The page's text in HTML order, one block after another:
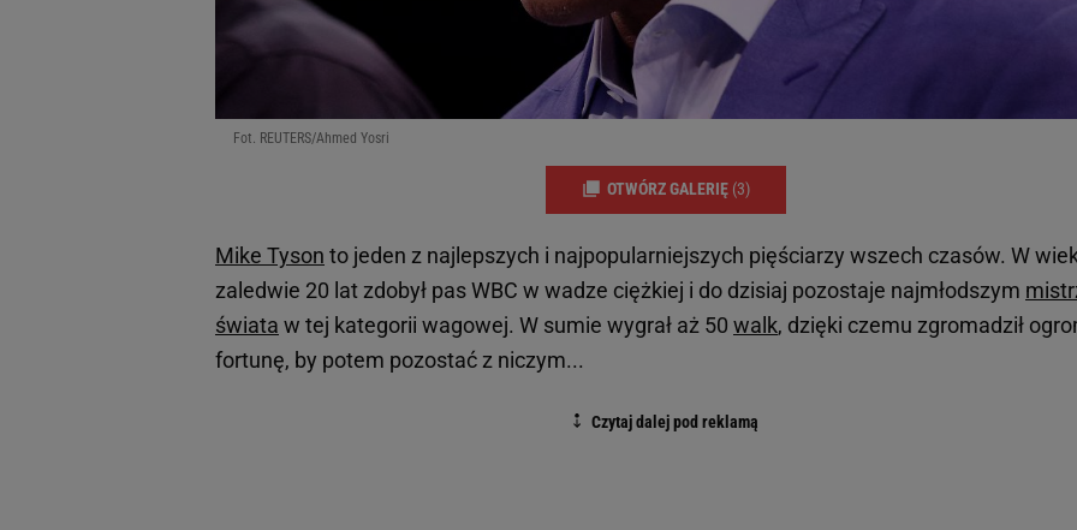
Fot. REUTERS/Ahmed Yosri
OTWÓRZ GALERIĘ (3)
Mike Tyson to jeden z najlepszych i najpopularniejszych pięściarzy wszech czasów. W
zaledwie 20 lat zdobył pas WBC w wadze ciężkiej i do dzisiaj pozostaje najmłodszym
świata w tej kategorii wagowej. W sumie wygrał aż 50 walk, dzięki czemu zgromadził
fortunę, by potem pozostać z niczym...